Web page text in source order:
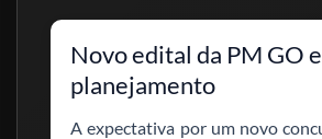
Novo edital da PM GO
planejamento
A expectativa por um novo